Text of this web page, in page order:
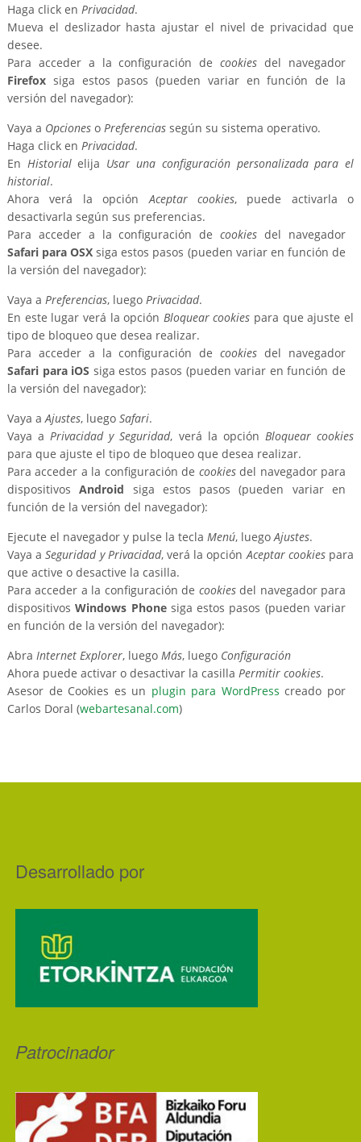
Haga click en Privacidad.
Mueva el deslizador hasta ajustar el nivel de privacidad que
desee.
Para acceder a la configuración decookies del navegador
Firefoxsiga estos pasos (pueden variar en función de la
versión del navegador):
Vaya a Opcioneso Preferenciassegún su sistema operativo.
Haga click en Privacidad.
En Historialelija Usar una configuración personalizada para el
historial.
Ahora verá la opciónAceptar cookies, puede activarla o
desactivarla según sus preferencias.
Para acceder a la configuración decookies del navegador
Safari para OSX siga estos pasos (pueden variar en función de
la versión del navegador):
Vaya a Preferencias, luego Privacidad.
En este lugar verá la opción Bloquear cookies para que ajuste el
tipo de bloqueo que desea realizar.
Para acceder a la configuración decookies del navegador
Safari para iOS siga estos pasos (pueden variar en función de
la versión del navegador):
Vaya aAjustes, luego Safari.
Vaya aPrivacidad y Seguridad, verá la opción Bloquear cookies
para que ajuste el tipo de bloqueo que desea realizar.
Para acceder a la configuración de cookiesdel navegador para
dispositivosAndroid siga estos pasos (pueden variar en
función de la versión del navegador):
Ejecute el navegador y pulse la tecla Menú, luegoAjustes.
Vaya aSeguridad y Privacidad, verá la opciónAceptar cookiespara
que active o desactive la casilla.
Para acceder a la configuración de cookiesdel navegador para
dispositivosWindows Phonesiga estos pasos (pueden variar
en función de la versión del navegador):
Abra Internet Explorer, luego Más, luego Configuración
Ahora puede activar o desactivar la casilla Permitir cookies.
Asesor de Cookies es un plugin para WordPress creado por
Carlos Doral (webartesanal.com)
Desarrollado por
Patrocinador